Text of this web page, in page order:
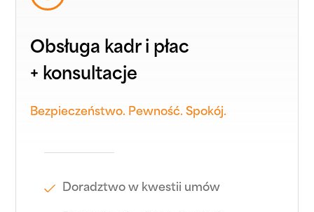
Obsługa kadr i płac
+ konsultacje
Bezpieczeństwo. Pewność. Spokój.
Doradztwo w kwestii umów